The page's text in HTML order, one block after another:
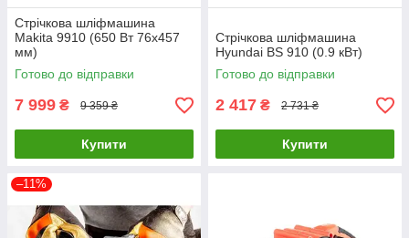
Стрічкова шліфмашина
Makita 9910 (650 Вт 76х457
мм)
Готово до відправки
7 999 ₴ 9 359 ₴
Купити
Стрічкова шліфмашина
Hyundai BS 910 (0.9 кВт)
Готово до відправки
2 417 ₴ 2 731 ₴
Купити
–11%